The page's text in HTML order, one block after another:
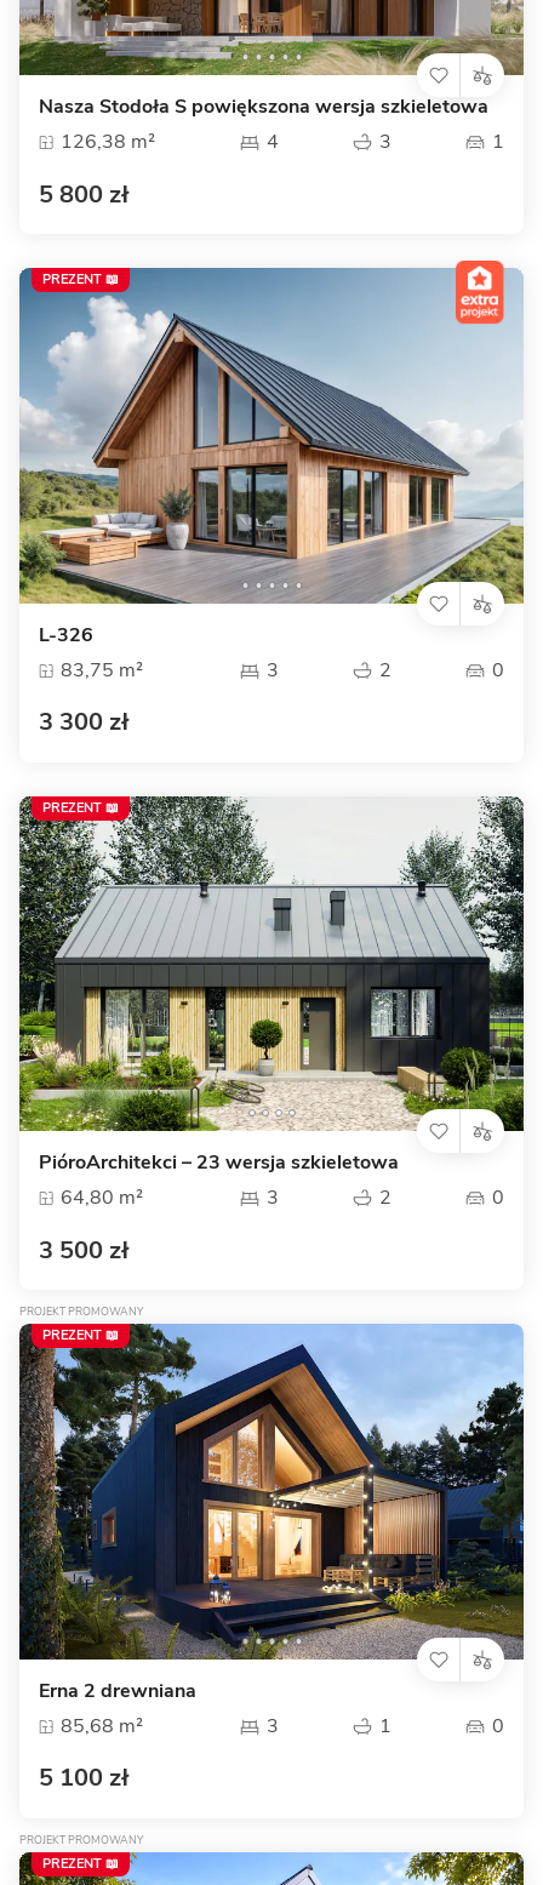
Nasza Stodoła S powiększona wersja szkieletowa
126,38 m²
4 3 1
5 800 zł
L-326
83,75 m²
3 2 0
3 300 zł
PREZENT 📖
PióroArchitekci – 23 wersja szkieletowa
64,80 m²
3 2 0
3 500 zł
PREZENT 📖
PROJEKT PROMOWANY
Erna 2 drewniana
85,68 m²
3 1 0
5 100 zł
PREZENT 📖
PROJEKT PROMOWANY
PREZENT 📖